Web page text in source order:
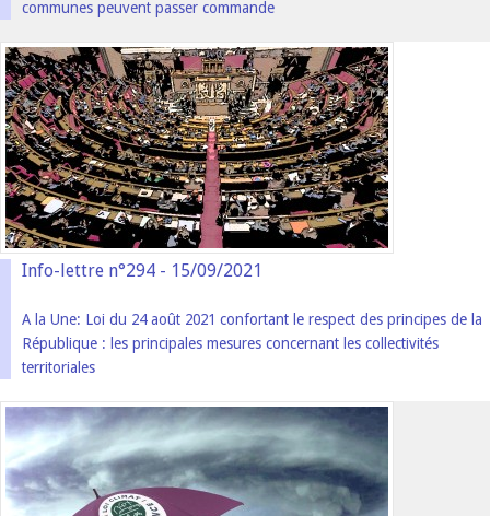
communes peuvent passer commande
Info-lettre n°294 - 15/09/2021
A la Une: Loi du 24 août 2021 confortant le respect des principes de la
République : les principales mesures concernant les collectivités
territoriales